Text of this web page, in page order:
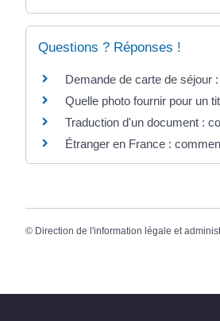
Questions ? Réponses !
Demande de carte de séjour
Quelle photo fournir pour un
Traduction d'un document :
Étranger en France :
© Direction de l'information légale et